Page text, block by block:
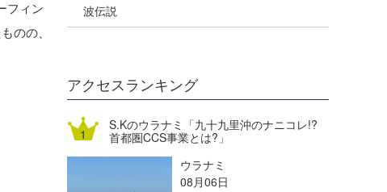
フィン
のの、
Yoshiyuki Obata
DELTA FORCE SURF
熊谷素子
WAVAL
中浦“JET”章
進士剛光
植村未来
☆加藤
Aichan
ECE
波伝説
アクセスランキング
S.Kのウラナミ「九十九里沖のナニコレ!?
首都圏CCS事業とは?」
ウラナミ
08月06日